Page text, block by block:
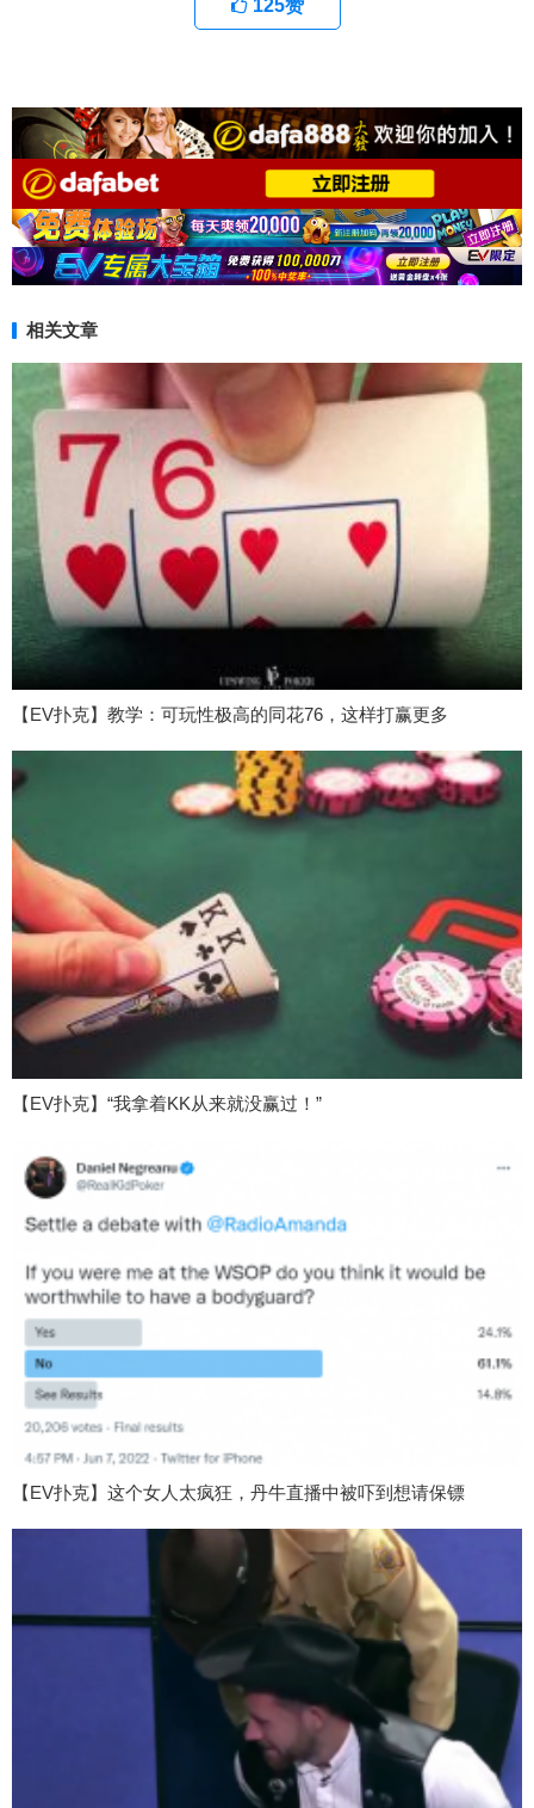
125赞
相关文章
【EV扑克】教学：可玩性极高的同花76，这样打赢更多
【EV扑克】“我拿着KK从来就没赢过！”
【EV扑克】这个女人太疯狂，丹牛直播中被吓到想请保镖